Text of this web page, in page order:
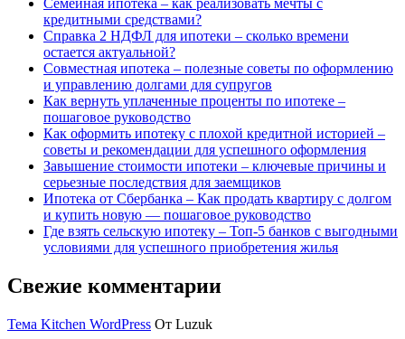
Семейная ипотека – как реализовать мечты с
кредитными средствами?
Справка 2 НДФЛ для ипотеки – сколько времени
остается актуальной?
Совместная ипотека – полезные советы по оформлению
и управлению долгами для супругов
Как вернуть уплаченные проценты по ипотеке –
пошаговое руководство
Как оформить ипотеку с плохой кредитной историей –
советы и рекомендации для успешного оформления
Завышение стоимости ипотеки – ключевые причины и
серьезные последствия для заемщиков
Ипотека от Сбербанка – Как продать квартиру с долгом
и купить новую — пошаговое руководство
Где взять сельскую ипотеку – Топ-5 банков с выгодными
условиями для успешного приобретения жилья
Свежие комментарии
Тема Kitchen WordPress От Luzuk